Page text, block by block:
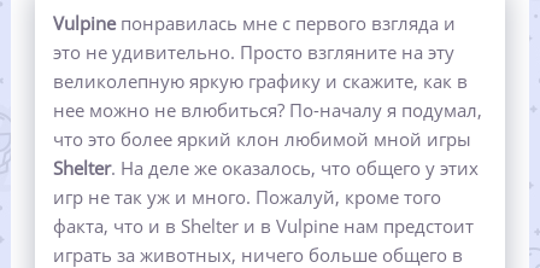
Vulpineпонравилась мне с первого взгляда и
это не удивительно. Просто взгляните на эту
великолепную яркую графику и скажите, как в
нее можно не влюбиться? По-началу я подумал,
что это более яркий клон любимой мной игры
Shelter. На деле же оказалось, что общего у этих
игр не так уж и много. Пожалуй, кроме того
факта, что и в Shelter и в Vulpine нам предстоит
играть за животных, ничего больше общего в